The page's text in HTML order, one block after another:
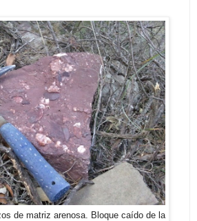
de matriz arenosa. Bloque caído de la